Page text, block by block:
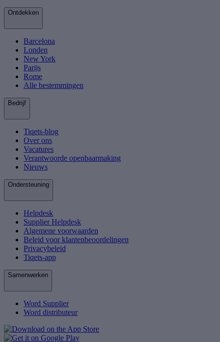
Ontdekken
Barcelona
Londen
New York
Parijs
Rome
Alle bestemmingen
Bedrijf
Tiqets-blog
Over ons
Vacatures
Verantwoorde openbaarmaking
Nieuws
Ondersteuning
Helpdesk
Supplier Helpdesk
Algemene voorwaarden
Beleid voor klantenbeoordelingen
Privacybeleid
Tiqets-app
Samenwerken
Word Supplier
Word distributeur